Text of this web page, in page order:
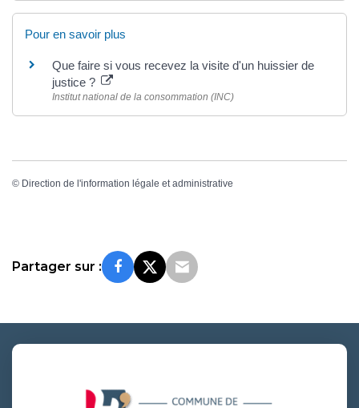
Pour en savoir plus
Que faire si vous recevez la visite d'un huissier de
justice ?
Institut national de la consommation (INC)
© Direction de l'information légale et administrative
Partager sur :